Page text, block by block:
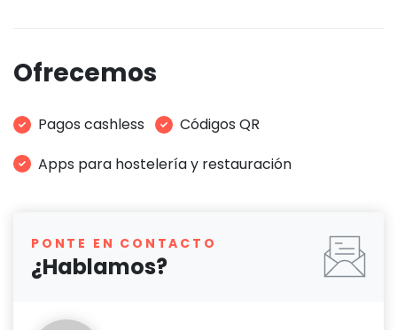
Ofrecemos
Pagos cashless
Códigos QR
Apps para hostelería y restauración
PONTE EN CONTACTO
¿Hablamos?